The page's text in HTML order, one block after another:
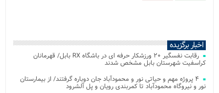
اخبار برگزیده
رقابت نفسگیر ۲۰ ورزشکار حرفه ای در باشگاه RX بابل/ قهرمانان
کراسفیت شهرستان بابل مشخص شدند
۴ پروژه مهم و حیاتی نور و محمودآباد جان دوباره گرفتند/ از بیمارستان
نور و نیروگاه محمودآباد تا کمربندی رویان و پل آلشرود